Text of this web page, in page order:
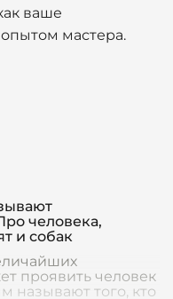
ваше
мастера.
человека,
и собак
проявить человек
называют того, кто